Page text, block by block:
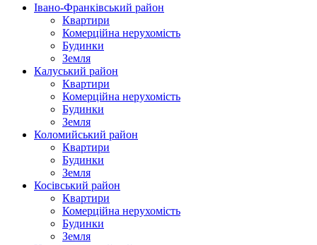
Івано-Франківський район
Квартири
Комерційна нерухомість
Будинки
Земля
Калуський район
Квартири
Комерційна нерухомість
Будинки
Земля
Коломийський район
Квартири
Будинки
Земля
Косівський район
Квартири
Комерційна нерухомість
Будинки
Земля